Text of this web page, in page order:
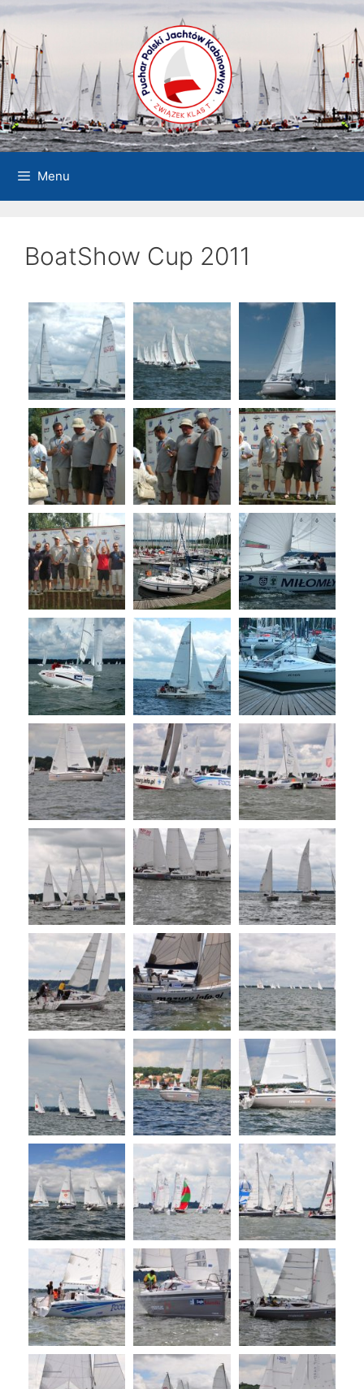
Przejdź
do
treści
Menu
BoatShow Cup 2011